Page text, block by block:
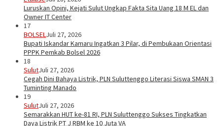
Luruskan Opini, Kejati Sulut Ungkap Fakta Sita Uang 18 M EL dan
Owner IT Center
17
BOLSELJuli 27, 2026
Bupati Iskandar Kamaru Ingatkan 3 Pilar, di Pembukaan Orientasi
PPPK Pemkab Bolsel 2026
18
SulutJuli 27, 2026
Cegah Dini Bahaya Listrik, PLN Suluttenggo Literasi Siswa SMAN 3
Tuminting Manado
19
SulutJuli 27, 2026
Semarakkan HUT ke-81 RI, PLN Suluttenggo Sukses Tingkatkan
Daya Listrik PT J RBM ke 10 Juta VA